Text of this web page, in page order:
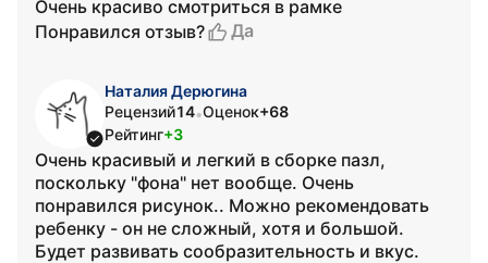
Очень красиво смотриться в рамке
Понравился отзыв?
Да
Наталия Дерюгина
Рецензий14•Оценок+68
Рейтинг+3
Очень красивый и легкий в сборке пазл,
поскольку "фона" нет вообще. Очень
понравился рисунок.. Можно рекомендовать
ребенку - он не сложный, хотя и большой.
Будет развивать сообразительность и вкус.